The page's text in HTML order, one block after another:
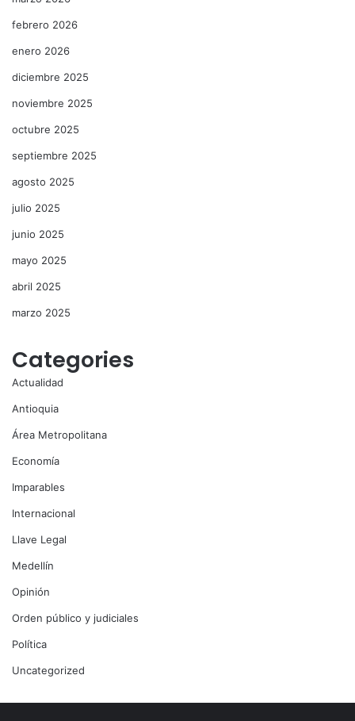
febrero 2026
enero 2026
diciembre 2025
noviembre 2025
octubre 2025
septiembre 2025
agosto 2025
julio 2025
junio 2025
mayo 2025
abril 2025
marzo 2025
Categories
Actualidad
Antioquia
Área Metropolitana
Economía
Imparables
Internacional
Llave Legal
Medellín
Opinión
Orden público y judiciales
Política
Uncategorized